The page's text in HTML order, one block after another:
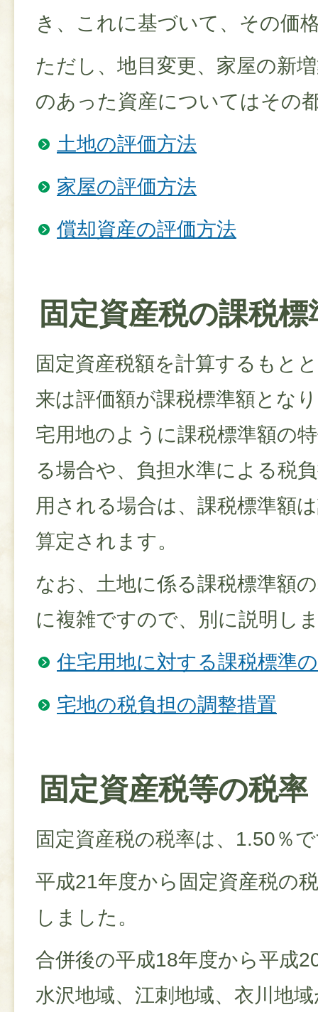
き、これに基づいて、その価
ただし、地目変更、家屋の新
のあった資産についてはその
土地の評価方法
家屋の評価方法
償却資産の評価方法
固定資産税の課税標
固定資産税額を計算するもと
来は評価額が課税標準額とな
宅用地のように課税標準額の
る場合や、負担水準による税
用される場合は、課税標準額
算定されます。
なお、土地に係る課税標準額
に複雑ですので、別に説明し
住宅用地に対する課税標準
宅地の税負担の調整措置
固定資産税等の税率
固定資産税の税率は、1.50％
平成21年度から固定資産税の
しました。
合併後の平成18年度から平成
水沢地域、江刺地域、衣川地